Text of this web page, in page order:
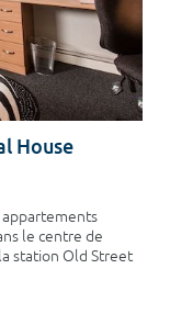
House
le centre de
station Old Street